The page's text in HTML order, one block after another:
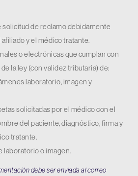
solicitud de reclamo debidamente
y el médico tratante.
o electrónicas que cumplan con
la ley (con validez tributaria) de:
laboratorio, imagen y
solicitadas por el médico con el
del paciente, diagnóstico, firma y
tratante.
laboratorio o imagen.
debe ser enviada al correo